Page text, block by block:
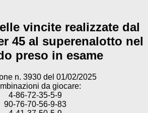
vincite realizzate dal
45 al superenalotto nel
preso in esame
n. 3930 del 01/02/2025
da giocare:
4-86-72-35-5-9
90-76-70-56-9-83